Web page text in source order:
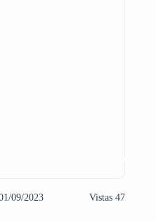
09/2023 Vistas 47